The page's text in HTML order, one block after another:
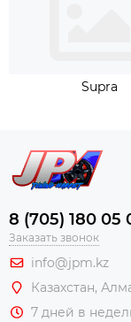
Supra
8 (705) 180
Заказать звонок
info@jpm.kz
Казахстан,
7 дней в